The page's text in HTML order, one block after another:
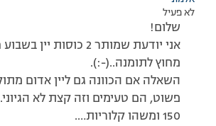
לא פעיל
שלום!
אני יודעת שמותר 2 כוסות
מחוץ לתומנה..(-:).
השאלה אם הכוונה גם ליין אדום
פשוט, הם טעימים וזה קצת לא
150 ומשהו קלוריות….